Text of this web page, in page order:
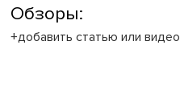
Обзоры:
+добавить статью или видео